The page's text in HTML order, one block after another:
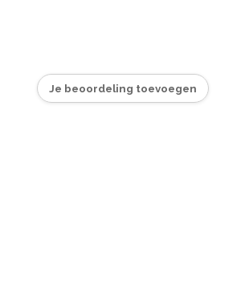
Je beoordeling toevoegen